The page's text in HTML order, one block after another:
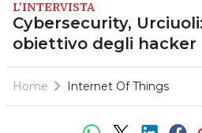
L'INTERVISTA
Cybersecurity,
obiettivo degli hacker
Home Internet Of Things